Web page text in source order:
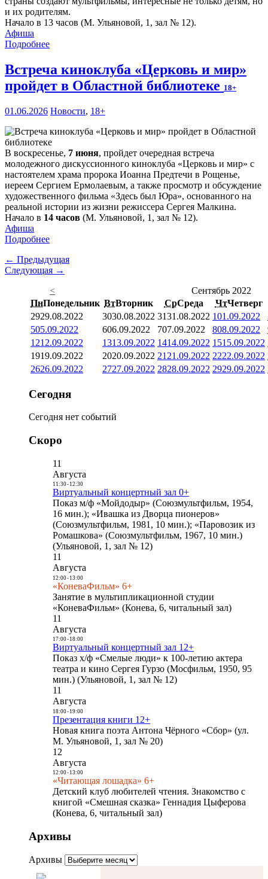
и их родителям.
Начало в 13 часов (М. Ульяновой, 1, зал № 12).
Афиша
Подробнее
Встреча киноклуба «Церковь и мир»
пройдет в Областной библиотеке 18+
01.06.2026 Новости, 18+
В воскресенье, 7 июня, пройдет очередная встреча
молодежного дискуссионного киноклуба «Церковь и мир» с
настоятелем храма пророка Иоанна Предтечи в Рощенье,
иереем Сергием Ермолаевым, а также просмотр и обсуждение
художественного фильма «Здесь был Юра», основанного на
реальной истории из жизни режиссера Сергея Малкина.
Начало в 14 часов (М. Ульяновой, 1, зал № 12).
Афиша
Подробнее
← Предыдущая
Следующая →
<
Сентябрь 2022
ПнПонедельник ВтВторник СрСреда ЧтЧетверг
2929.08.2022 3030.08.2022 3131.08.2022 101.09.2022
505.09.2022 606.09.2022 707.09.2022 808.09.2022
1212.09.2022 1313.09.2022 1414.09.2022 1515.09.2022
1919.09.2022 2020.09.2022 21 21.09.2022 2222.09.2022
2626.09.2022 2727.09.2022 2828.09.2022 2929.09.2022
Сегодня
Сегодня нет событий
Скоро
11
Августа
11:30- 12:30
Виртуальный концертный зал 0+
Показ м/ф «Мойдодыр» (Союзмультфильм, 1954,
16 мин.); «Ивашка из Дворца пионеров»
(Союзмультфильм, 1981, 10 мин.); «Паровозик из
Ромашкова» (Союзмультфильм, 1967, 10 мин.)
(Ульяновой, 1, зал № 12)
11
Августа
12:00- 13:00
«КоневаФильм» 6+
Занятие в мультипликационной студии
«КоневаФильм» (Конева, 6, читальный зал)
11
Августа
17:00- 18:00
Виртуальный концертный зал 12+
Показ х/ф «Смелые люди» к 100-летию актера
театра и кино Сергея Гурзо (Мосфильм, 1950, 95
мин.) (Ульяновой, 1, зал № 12)
11
Августа
18:00- 19:00
Презентация книги 12+
Новая книга поэта Антона Чёрного «Сбор» (ул.
М. Ульяновой, 1, зал № 20)
12
Августа
12:00- 13:00
«Читающая лошадка» 6+
Детский клуб любителей чтения. Знакомство с
книгой «Смешная сказка» Геннадия Цыферова
(Конева, 6, читальный зал)
Архивы
Архивы